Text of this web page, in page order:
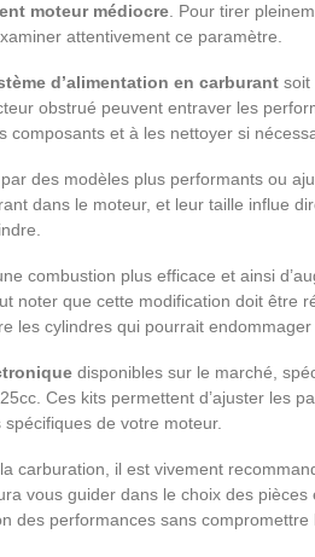
moteur médiocre. Pour tirer
attentivement ce paramètre.
d’alimentation en carburant soit
obstrué peuvent entraver les
composants et à les nettoyer si
des modèles plus performants ou
dans le moteur, et leur taille influe
combustion plus efficace et ainsi
noter que cette modification doit être
les cylindres qui pourrait endommager
disponibles sur le marché,
Ces kits permettent d’ajuster les
de votre moteur.
carburation, il est vivement
vous guider dans le choix des pièces
des performances sans compromettre